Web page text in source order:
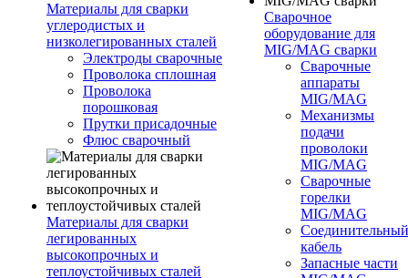
Материалы для сварки
углеродистых и
низколегированных сталей
Электроды сварочные
Проволока сплошная
Проволока
порошковая
Прутки присадочные
Флюс сварочный
Материалы для сварки
легированных
высокопрочных и
теплоустойчивых сталей
Сварочное
оборудование для
MIG/MAG сварки
Сварочные
аппараты
MIG/MAG
Механизмы
подачи
проволоки
MIG/MAG
Сварочные
горелки
MIG/MAG
Соединительный
кабель
Запасные части